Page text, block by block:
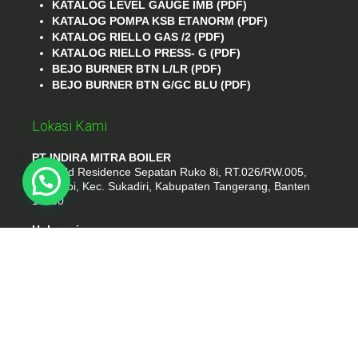
KATALOG LEVEL GAUGE IMB (PDF)
KATALOG POMPA KSB ETANORM (PDF)
KATALOG RIELLO GAS /2 (PDF)
KATALOG RIELLO PRESS- G (PDF)
BEJO BURNER BTN L/LR (PDF)
BEJO BURNER BTN G/GC BLU (PDF)
Lokasi Kami
PT INDIRA MITRA BOILER
Emerald Residence Sepatan Ruko 8i, RT.026/RW.005,
Kosambi, Kec. Sukadiri, Kabupaten Tangerang, Banten
15530
Hubungi